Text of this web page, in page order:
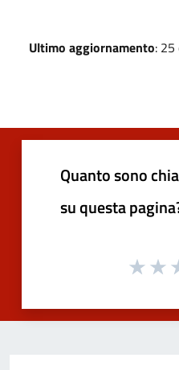
Ultimo aggiornamento:
Quanto sono
su questa